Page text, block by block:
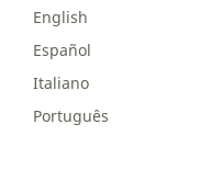
English
Español
Italiano
Português